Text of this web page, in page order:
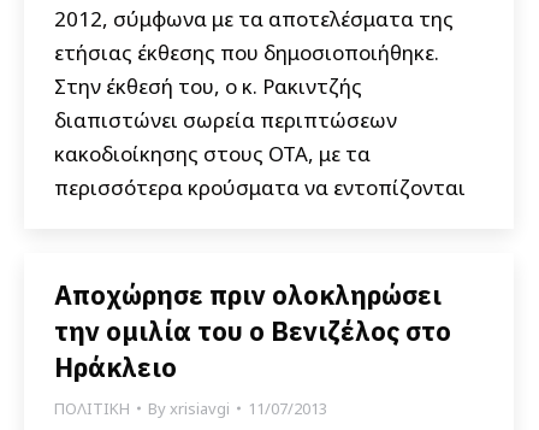
2012, σύμφωνα με τα αποτελέσματα της
ετήσιας έκθεσης που δημοσιοποιήθηκε.
Στην έκθεσή του, ο κ. Ρακιντζής
διαπιστώνει σωρεία περιπτώσεων
κακοδιοίκησης στους ΟΤΑ, με τα
περισσότερα κρούσματα να εντοπίζονται
Αποχώρησε πριν ολοκληρώσει
την ομιλία του ο Βενιζέλος στο
Ηράκλειο
ΠΟΛΙΤΙΚΗ Byxrisiavgi 11/07/2013